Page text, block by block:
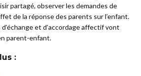
partagé, observer les demandes de
de la réponse des parents sur l’enfant.
et d’accordage affectif vont
parent-enfant.
: